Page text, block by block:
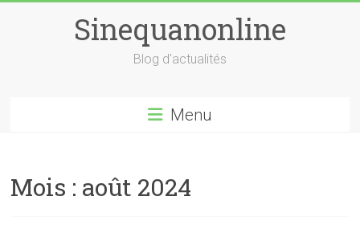
Sinequanonline
Blog d'actualités
Menu
Mois : août 2024